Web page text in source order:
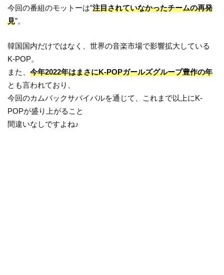
今回の番組のモットーは”注目されていなかったチームの再発
見”。
韓国国内だけではなく、世界の音楽市場で影響拡大している
K-POP。
また、今年2022年はまさにK-POPガールズグループ豊作の年
とも言われており、
今回のカムバックサバイバルを通じて、これまで以上にK-
POPが盛り上がること
間違いなしですよね♪